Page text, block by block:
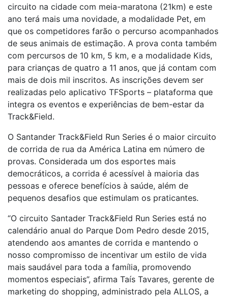
circuito na cidade com meia-maratona (21km) e este
ano terá mais uma novidade, a modalidade Pet, em
que os competidores farão o percurso acompanhados
de seus animais de estimação. A prova conta também
com percursos de 10 km, 5 km, e a modalidade Kids,
para crianças de quatro a 11 anos, que já contam com
mais de dois mil inscritos. As inscrições devem ser
realizadas pelo aplicativo TFSports – plataforma que
integra os eventos e experiências de bem-estar da
Track&Field.
O Santander Track&Field Run Series é o maior circuito
de corrida de rua da América Latina em número de
provas. Considerada um dos esportes mais
democráticos, a corrida é acessível à maioria das
pessoas e oferece benefícios à saúde, além de
pequenos desafios que estimulam os praticantes.
“O circuito Santader Track&Field Run Series está no
calendário anual do Parque Dom Pedro desde 2015,
atendendo aos amantes de corrida e mantendo o
nosso compromisso de incentivar um estilo de vida
mais saudável para toda a família, promovendo
momentos especiais”, afirma Taís Tavares, gerente de
marketing do shopping, administrado pela ALLOS, a